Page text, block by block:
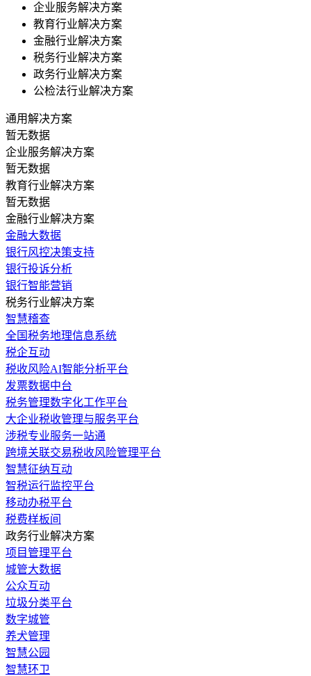
企业服务解决方案
教育行业解决方案
金融行业解决方案
税务行业解决方案
政务行业解决方案
公检法行业解决方案
通用解决方案
暂无数据
企业服务解决方案
暂无数据
教育行业解决方案
暂无数据
金融行业解决方案
金融大数据
银行风控决策支持
银行投诉分析
银行智能营销
税务行业解决方案
智慧稽查
全国税务地理信息系统
税企互动
税收风险AI智能分析平台
发票数据中台
税务管理数字化工作平台
大企业税收管理与服务平台
涉税专业服务一站通
跨境关联交易税收风险管理平台
智慧征纳互动
智税运行监控平台
移动办税平台
税费样板间
政务行业解决方案
​项目管理平台
城管大数据
公众互动
垃圾分类平台
数字城管
养犬管理
智慧公园
智慧环卫